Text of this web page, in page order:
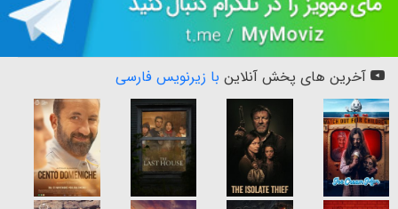
آخرین های پخش آنلاین با زیرنویس فارسی